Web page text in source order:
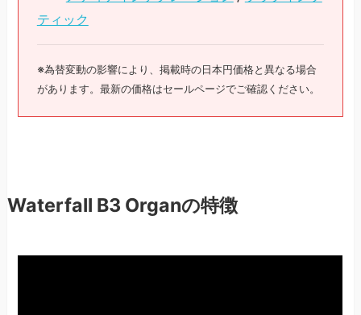
ティック
※為替変動の影響により、掲載時の日本円価格と異なる場合
があります。最新の価格はセールページでご確認ください。
Waterfall B3 Organの特徴